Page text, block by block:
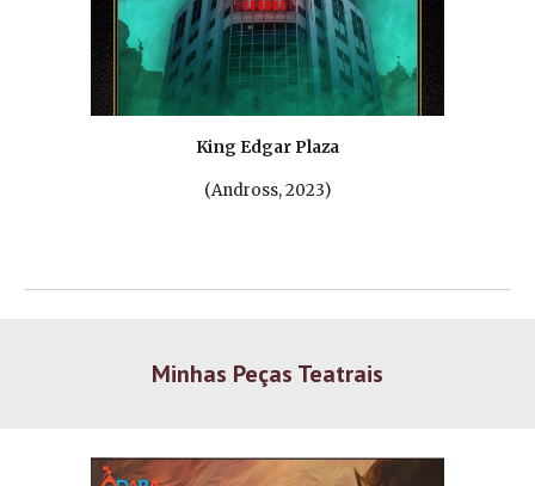
King Edgar Plaza
(Andross, 2023)
Minhas Peças Teatrais